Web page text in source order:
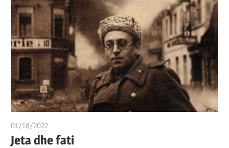
01/18/2022
Jeta dhe fati